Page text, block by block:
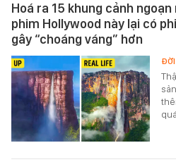
Hoá ra 15 khung cảnh
phim Hollywood này lại có
gây “choáng váng” hơn
ĐỜI